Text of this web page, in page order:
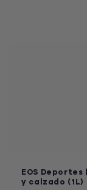
EOS
y calzado (1L)